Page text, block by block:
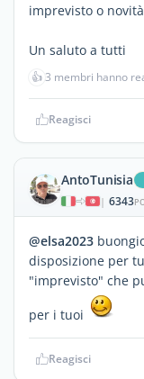
imprevisto o
Un saluto a tutti
👍3 membri hanno
Reagisci
AntoTunisia
| 6343
@elsa2023
disposizione per
"imprevisto" che
per i tuoi
Reagisci